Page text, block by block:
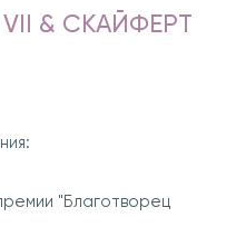
VII & СКАЙФЕРТ
"Благотворец